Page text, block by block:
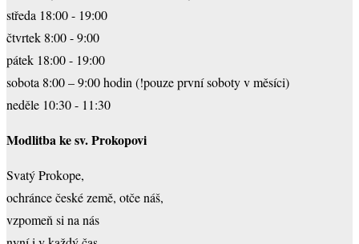
středa 18:00 - 19:00
čtvrtek 8:00 - 9:00
pátek 18:00 - 19:00
sobota 8:00 – 9:00 hodin (!pouze první soboty v měsíci)
neděle 10:30 - 11:30
Modlitba ke sv. Prokopovi
Svatý Prokope,
ochránce české země, otče náš,
vzpomeň si na nás